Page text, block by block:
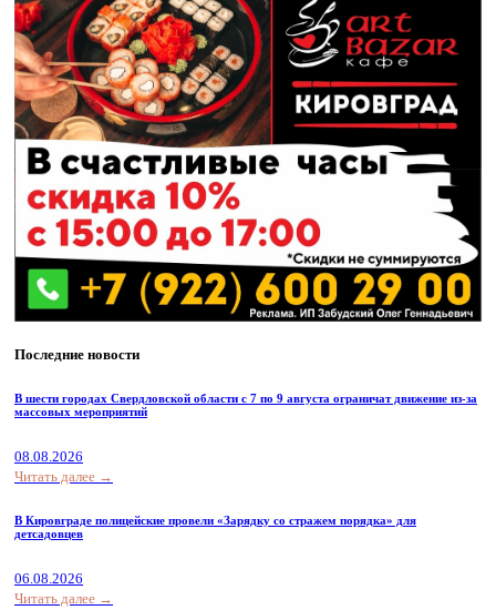
Последние новости
В шести городах Свердловской области с 7 по 9 августа ограничат движение из-за
массовых мероприятий
08.08.2026
Читать далее →
В Кировграде полицейские провели «Зарядку со стражем порядка» для
детсадовцев
06.08.2026
Читать далее →